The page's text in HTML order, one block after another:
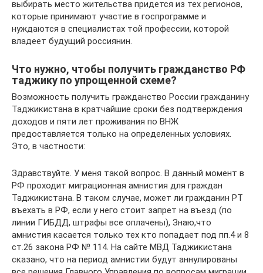
выбирать место жительства придется из тех регионов,
которые принимают участие в госпрограмме и
нуждаются в специалистах той профессии, которой
владеет будущий россиянин.
Что нужно, чтобы получить гражданство РФ
таджику по упрощенной схеме?
Возможность получить гражданство России гражданину
Таджикистана в кратчайшие сроки без подтверждения
доходов и пяти лет проживания по ВНЖ
предоставляется только на определенных условиях.
Это, в частности:
Здравствуйте. У меня такой вопрос. В данный момент в
РФ проходит миграционная амнистия для граждан
Таджикистана. В таком случае, может ли гражданин РТ
въехать в РФ, если у него стоит запрет на въезд (по
линии ГИБДД, штрафы все оплачены), Знаю,что
амнистия касается только тех кто попадает под пп.4 и 8
ст.26 закона РФ № 114. На сайте МВД Таджикистана
сказано, что на период амнистии будут аннулированы